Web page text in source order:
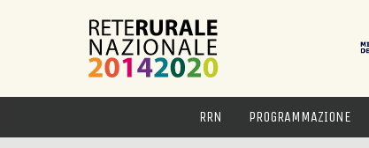
RRN PROGRAMMAZIONE